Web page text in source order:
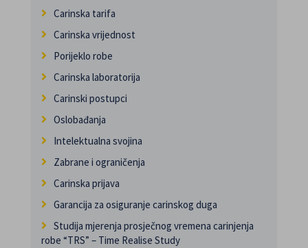
Carinska tarifa
Carinska vrijednost
Porijeklo robe
Carinska laboratorija
Carinski postupci
Oslobađanja
Intelektualna svojina
Zabrane i ograničenja
Carinska prijava
Garancija za osiguranje carinskog duga
Studija mjerenja prosječnog vremena carinjenja
robe “TRS” – Time Realise Study